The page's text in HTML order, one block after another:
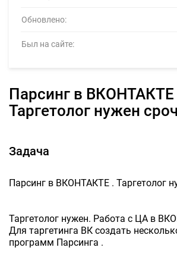
Обновлено:
Был на сайте:
Парсинг в ВКОНТАКТЕ .
Таргетолог нужен
Задача
Парсинг в ВКОНТАКТЕ . Таргетолог
Таргетолог нужен. Работа с ЦА в
Для таргетинга ВК создать
программ Парсинга .